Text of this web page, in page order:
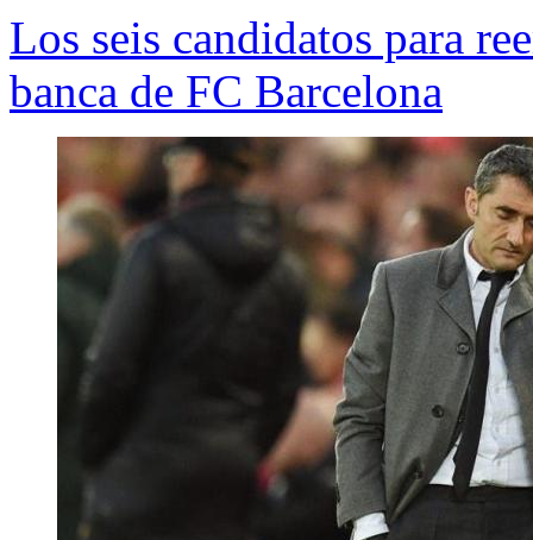
Los seis candidatos para
banca de FC Barcelona